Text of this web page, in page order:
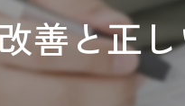
善と正